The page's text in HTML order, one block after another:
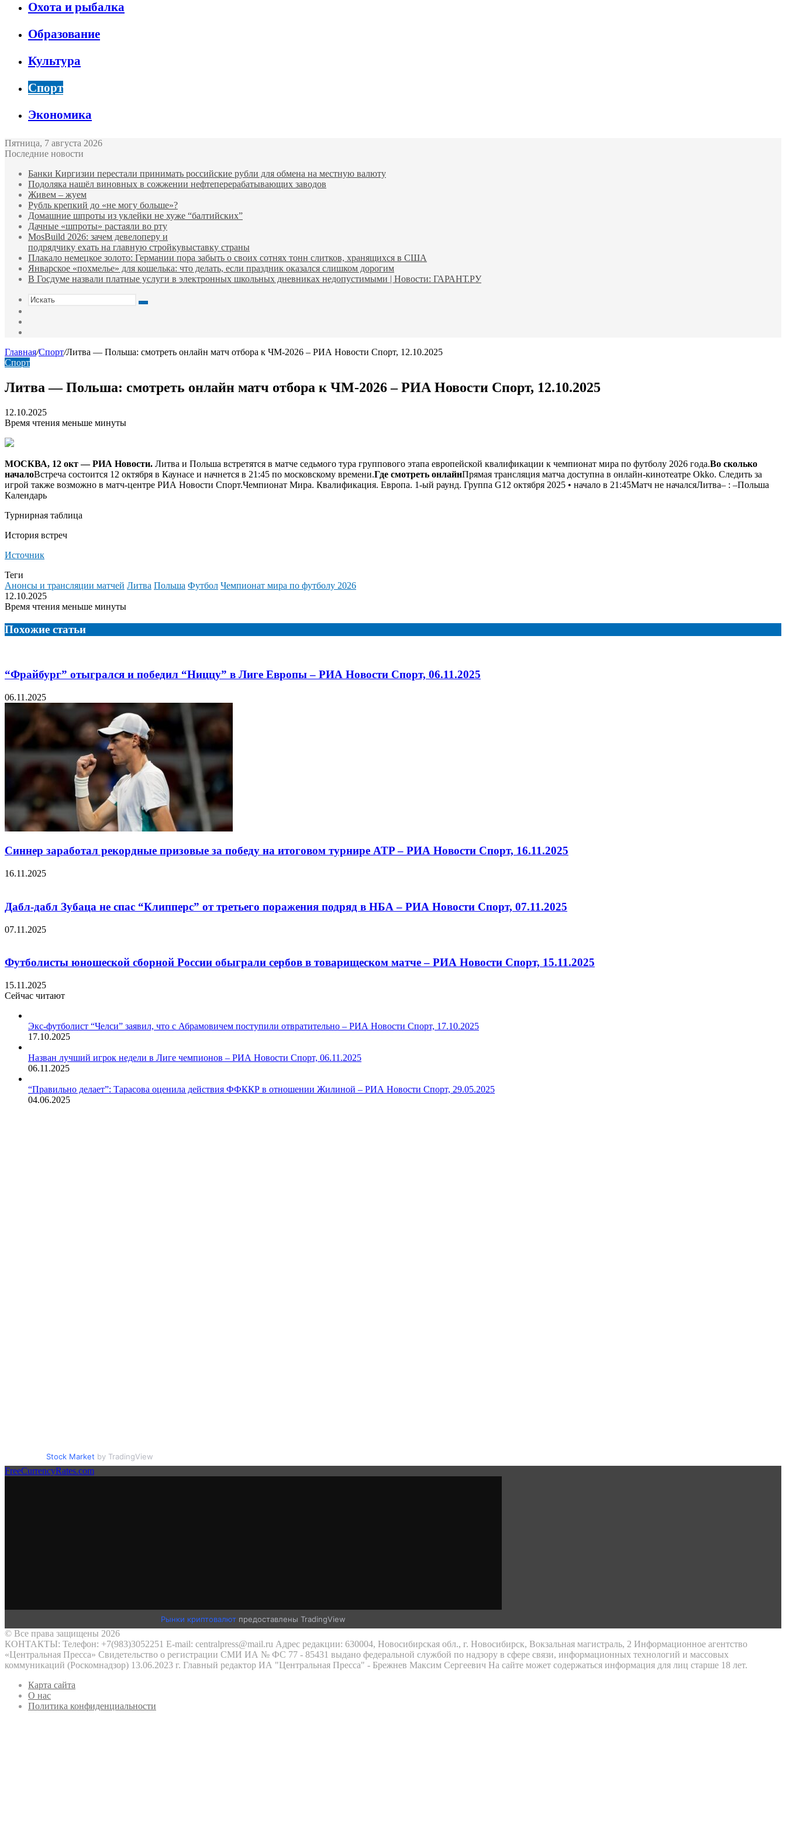
Охота и рыбалка
Образование
Культура
Спорт
Экономика
Пятница, 7 августа 2026
Последние новости
Банки Киргизии перестали принимать российские рубли для обмена на местную валюту
Подоляка нашёл виновных в сожжении нефтеперерабатывающих заводов
Живем – жуем
Рубль крепкий до «не могу больше»?
Домашние шпроты из уклейки не хуже “балтийских”
Дачные «шпроты» растаяли во рту
MosBuild 2026: зачем девелоперу и
подрядчиĸу ехать на главную стройĸувыставĸу страны
Плакало немецкое золото: Германии пора забыть о своих сотнях тонн слитков, хранящихся в США
Январское «похмелье» для кошелька: что делать, если праздник оказался слишком дорогим
В Госдуме назвали платные услуги в электронных школьных дневниках недопустимыми | Новости: ГАРАНТ.РУ
Искать
Главная/Спорт/Литва — Польша: смотреть онлайн матч отбора к ЧМ-2026 – РИА Новости Спорт, 12.10.2025
Спорт
Литва — Польша: смотреть онлайн матч отбора к ЧМ-2026 – РИА Новости Спорт, 12.10.2025
12.10.2025
Время чтения меньше минуты
МОСКВА, 12 окт — РИА Новости. Литва и Польша встретятся в матче седьмого тура группового этапа европейской квалификации к чемпионат мира по футболу 2026 года.Во сколько
началоВстреча состоится 12 октября в Каунасе и начнется в 21:45 по московскому времени.Где смотреть онлайнПрямая трансляция матча доступна в онлайн-кинотеатре Okko. Следить за
игрой также возможно в матч-центре РИА Новости Спорт.Чемпионат Мира. Квалификация. Европа. 1-ый раунд. Группа G12 октября 2025 • начало в 21:45Матч не началсяЛитва– : –Польша
Календарь
Турнирная таблица
История встреч
Источник
Теги
Анонсы и трансляции матчей Литва Польша Футбол Чемпионат мира по футболу 2026
12.10.2025
Время чтения меньше минуты
Похожие статьи
“Фрайбург” отыгрался и победил “Ниццу” в Лиге Европы – РИА Новости Спорт, 06.11.2025
06.11.2025
Синнер заработал рекордные призовые за победу на итоговом турнире ATP – РИА Новости Спорт, 16.11.2025
16.11.2025
Дабл-дабл Зубаца не спас “Клипперс” от третьего поражения подряд в НБА – РИА Новости Спорт, 07.11.2025
07.11.2025
Футболисты юношеской сборной России обыграли сербов в товарищеском матче – РИА Новости Спорт, 15.11.2025
15.11.2025
Сейчас читают
Экс-футболист “Челси” заявил, что с Абрамовичем поступили отвратительно – РИА Новости Спорт, 17.10.2025
17.10.2025
Назван лучший игрок недели в Лиге чемпионов – РИА Новости Спорт, 06.11.2025
06.11.2025
“Правильно делает”: Тарасова оценила действия ФФККР в отношении Жилиной – РИА Новости Спорт, 29.05.2025
04.06.2025
Stock Market by TradingView
FreeCurrencyRates.com
Рынки криптовалют предоставлены TradingView
© Все права защищены 2026
КОНТАКТЫ: Телефон: +7(983)3052251 E-mail: centralpress@mail.ru Адрес редакции: 630004, Новосибирская обл., г. Новосибирск, Вокзальная магистраль, 2 Информационное агентство
«Центральная Пресса» Свидетельство о регистрации СМИ ИА № ФС 77 - 85431 выдано федеральной службой по надзору в сфере связи, информационных технологий и массовых
коммуникаций (Роскомнадзор) 13.06.2023 г. Главный редактор ИА "Центральная Пресса" - Брежнев Максим Сергеевич На сайте может содержаться информация для лиц старше 18 лет.
Карта сайта
О нас
Политика конфиденциальности